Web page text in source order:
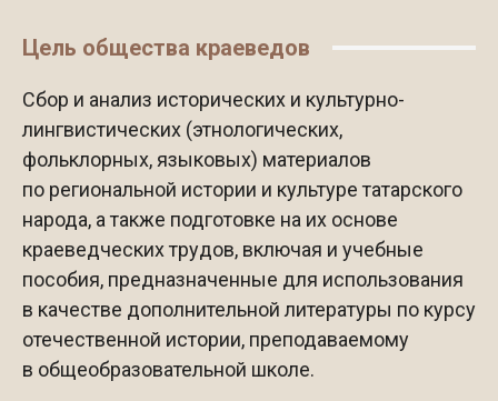
Цель общества краеведов
Сбор и анализ исторических и культурно-
лингвистических (этнологических,
фольклорных, языковых) материалов
по региональной истории и культуре татарского
народа, а также подготовке на их основе
краеведческих трудов, включая и учебные
пособия, предназначенные для использования
в качестве дополнительной литературы по курсу
отечественной истории, преподаваемому
в общеобразовательной школе.